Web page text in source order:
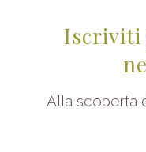
Iscriviti
Alla scoperta